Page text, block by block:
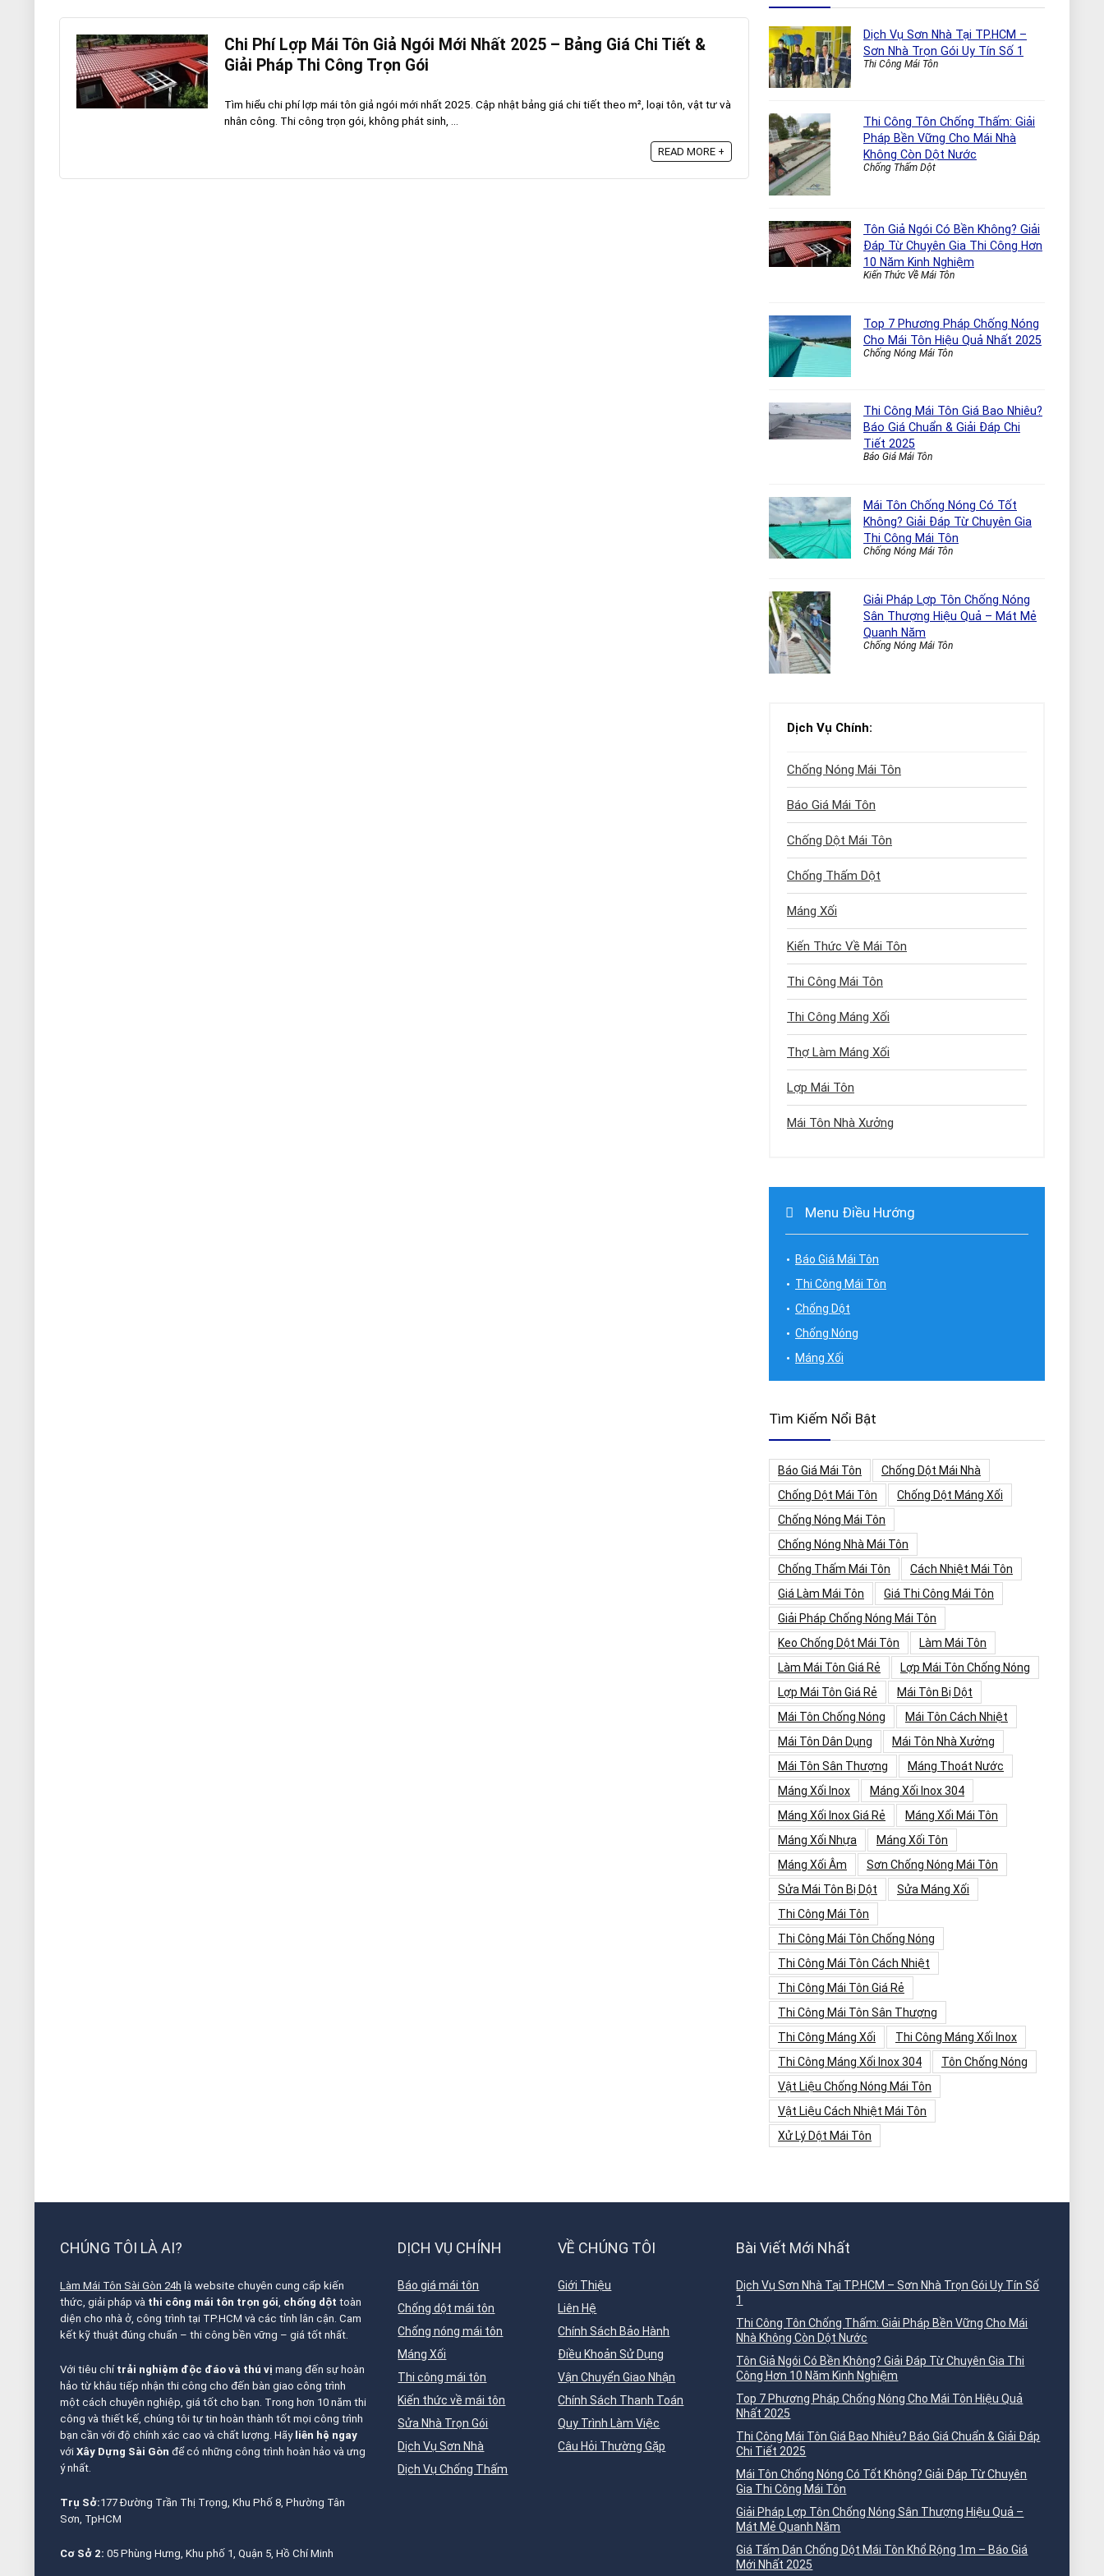
Chi Phí Lợp Mái Tôn Giả Ngói Mới Nhất 2025 – Bảng Giá Chi Tiết &
Giải Pháp Thi Công Trọn Gói
Tìm hiểu chi phí lợp mái tôn giả ngói mới nhất 2025. Cập nhật bảng giá chi tiết theo m², loại tôn, vật tư và
nhân công. Thi công trọn gói, không phát sinh, ...
READ MORE +
Dịch Vụ Sơn Nhà Tại TP.HCM –
Sơn Nhà Trọn Gói Uy Tín Số 1
Thi Công Mái Tôn
Thi Công Tôn Chống Thấm: Giải
Pháp Bền Vững Cho Mái Nhà
Không Còn Dột Nước
Chống Thấm Dột
Tôn Giả Ngói Có Bền Không? Giải
Đáp Từ Chuyên Gia Thi Công Hơn
10 Năm Kinh Nghiệm
Kiến Thức Về Mái Tôn
Top 7 Phương Pháp Chống Nóng
Cho Mái Tôn Hiệu Quả Nhất 2025
Chống Nóng Mái Tôn
Thi Công Mái Tôn Giá Bao Nhiêu?
Báo Giá Chuẩn & Giải Đáp Chi
Tiết 2025
Báo Giá Mái Tôn
Mái Tôn Chống Nóng Có Tốt
Không? Giải Đáp Từ Chuyên Gia
Thi Công Mái Tôn
Chống Nóng Mái Tôn
Giải Pháp Lợp Tôn Chống Nóng
Sân Thượng Hiệu Quả – Mát Mẻ
Quanh Năm
Chống Nóng Mái Tôn
Dịch Vụ Chính:
Chống Nóng Mái Tôn
Báo Giá Mái Tôn
Chống Dột Mái Tôn
Chống Thấm Dột
Máng Xối
Kiến Thức Về Mái Tôn
Thi Công Mái Tôn
Thi Công Máng Xối
Thợ Làm Máng Xối
Lợp Mái Tôn
Mái Tôn Nhà Xưởng
Menu Điều Hướng
Báo Giá Mái Tôn
Thi Công Mái Tôn
Chống Dột
Chống Nóng
Máng Xối
Tìm Kiếm Nổi Bật
Báo Giá Mái Tôn
Chống Dột Mái Nhà
Chống Dột Mái Tôn
Chống Dột Máng Xối
Chống Nóng Mái Tôn
Chống Nóng Nhà Mái Tôn
Chống Thấm Mái Tôn
Cách Nhiệt Mái Tôn
Giá Làm Mái Tôn
Giá Thi Công Mái Tôn
Giải Pháp Chống Nóng Mái Tôn
Keo Chống Dột Mái Tôn
Làm Mái Tôn
Làm Mái Tôn Giá Rẻ
Lợp Mái Tôn Chống Nóng
Lợp Mái Tôn Giá Rẻ
Mái Tôn Bị Dột
Mái Tôn Chống Nóng
Mái Tôn Cách Nhiệt
Mái Tôn Dân Dụng
Mái Tôn Nhà Xưởng
Mái Tôn Sân Thượng
Máng Thoát Nước
Máng Xối Inox
Máng Xối Inox 304
Máng Xối Inox Giá Rẻ
Máng Xối Mái Tôn
Máng Xối Nhựa
Máng Xối Tôn
Máng Xối Âm
Sơn Chống Nóng Mái Tôn
Sửa Mái Tôn Bị Dột
Sửa Máng Xối
Thi Công Mái Tôn
Thi Công Mái Tôn Chống Nóng
Thi Công Mái Tôn Cách Nhiệt
Thi Công Mái Tôn Giá Rẻ
Thi Công Mái Tôn Sân Thượng
Thi Công Máng Xối
Thi Công Máng Xối Inox
Thi Công Máng Xối Inox 304
Tôn Chống Nóng
Vật Liệu Chống Nóng Mái Tôn
Vật Liệu Cách Nhiệt Mái Tôn
Xử Lý Dột Mái Tôn
CHÚNG TÔI LÀ AI?
Làm Mái Tôn Sài Gòn 24h là website chuyên cung cấp kiến
thức, giải pháp và thi công mái tôn trọn gói, chống dột toàn
diện cho nhà ở, công trình tại TP.HCM và các tỉnh lân cận. Cam
kết kỹ thuật đúng chuẩn – thi công bền vững – giá tốt nhất.
Với tiêu chí trải nghiệm độc đáo và thú vị mang đến sự hoàn
hảo từ khâu tiếp nhận thi công cho đến bàn giao công trình
một cách chuyên nghiệp, giá tốt cho bạn. Trong hơn 10 năm thi
công và thiết kế, chúng tôi tự tin hoàn thành tốt mọi công trình
bạn cần với độ chính xác cao và chất lượng. Hãy liên hệ ngay
với Xây Dựng Sài Gòn để có những công trình hoàn hảo và ưng
ý nhất.
Trụ Sở:177 Đường Trần Thị Trọng, Khu Phố 8, Phường Tân
Sơn, TpHCM
Cơ Sở 2: 05 Phùng Hưng, Khu phố 1, Quận 5, Hồ Chí Minh
DỊCH VỤ CHÍNH
Báo giá mái tôn
Chống dột mái tôn
Chống nóng mái tôn
Máng Xối
Thi công mái tôn
Kiến thức về mái tôn
Sửa Nhà Trọn Gói
Dịch Vụ Sơn Nhà
Dịch Vụ Chống Thấm
VỀ CHÚNG TÔI
Giới Thiệu
Liên Hệ
Chính Sách Bảo Hành
Điều Khoản Sử Dụng
Vận Chuyển Giao Nhận
Chính Sách Thanh Toán
Quy Trình Làm Việc
Câu Hỏi Thường Gặp
Bài Viết Mới Nhất
Dịch Vụ Sơn Nhà Tại TP.HCM – Sơn Nhà Trọn Gói Uy Tín Số
1
Thi Công Tôn Chống Thấm: Giải Pháp Bền Vững Cho Mái
Nhà Không Còn Dột Nước
Tôn Giả Ngói Có Bền Không? Giải Đáp Từ Chuyên Gia Thi
Công Hơn 10 Năm Kinh Nghiệm
Top 7 Phương Pháp Chống Nóng Cho Mái Tôn Hiệu Quả
Nhất 2025
Thi Công Mái Tôn Giá Bao Nhiêu? Báo Giá Chuẩn & Giải Đáp
Chi Tiết 2025
Mái Tôn Chống Nóng Có Tốt Không? Giải Đáp Từ Chuyên
Gia Thi Công Mái Tôn
Giải Pháp Lợp Tôn Chống Nóng Sân Thượng Hiệu Quả –
Mát Mẻ Quanh Năm
Giá Tấm Dán Chống Dột Mái Tôn Khổ Rộng 1m – Báo Giá
Mới Nhất 2025